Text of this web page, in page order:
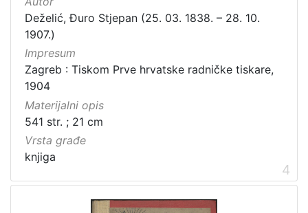
Deželić, Đuro Stjepan (25. 03. 1838. – 28. 10.
1907.)
Impresum
Zagreb : Tiskom Prve hrvatske radničke tiskare,
1904
Materijalni opis
541 str. ; 21 cm
Vrsta građe
knjiga
4